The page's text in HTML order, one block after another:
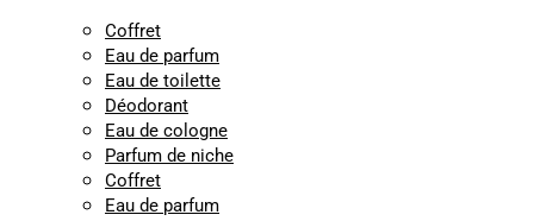
Coffret
Eau de parfum
Eau de toilette
Déodorant
Eau de cologne
Parfum de niche
Coffret
Eau de parfum